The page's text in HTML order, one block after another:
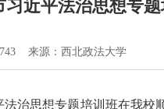
习近平法治思想专
来源：西北政法大学
法治思想专题培训班在我